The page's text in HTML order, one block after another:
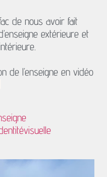
de nous avoir fait
extérieure et
de l’enseigne en vidéo